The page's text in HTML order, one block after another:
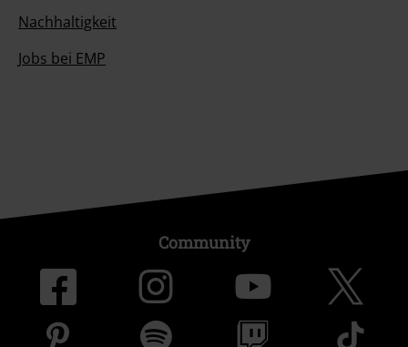
Nachhaltigkeit
Jobs bei EMP
Community